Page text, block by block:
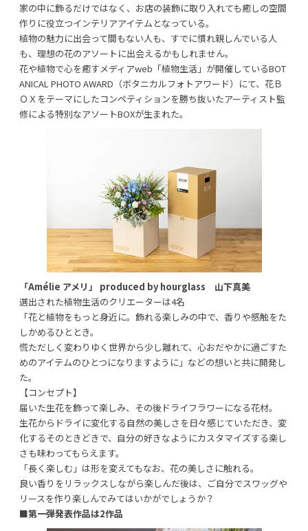
家の中に飾るだけではなく、お店の装飾に取り入れても癒しの空間
作りに役立つインテリアアイテムとなっている。
植物の魅力に出会って間もない人も、すでに慣れ親しんでいる人
も、理想の花のアソートに出会えるかもしれません。
花や植物で心を癒すメディアweb「植物生活」が開催しているBOT
ANICAL PHOTO AWARD（ボタニカルフォトアワード）にて、花Ｂ
ＯＸをテーマにしたコンペティションを勝ち抜いたアーティスト監
修による特別なアソートBOXが生まれた。
「Amélie アメリ」 produced by hourglass 山下真美
選出された植物生活のクリエーターは4名
「花と植物をもっと身近に。飾れる楽しみの中で、香りや感触をた
しかめるひととき。
慌ただしく変わりゆく世界から少し離れて、心おだやかに過ごすた
めのアイテムのひとつになりますように」などの想いと共に開発し
た。
【コンセプト】
届いた生花を飾って楽しみ、その後ドライフラワーになる花材。
生花からドライに変化する自然の美しさを日々感じていただき、変
化するそのときどきで、自分の好きなようにカスタマイズする楽し
さも味わってもらえます。
「長く楽しむ」は形を変えてもなお、花の美しさに触れる。
良い香りをリラックスしながら楽しんだ後は、ご自分でスワッグや
リースを作り楽しんでみてはいかがでしょうか？
■第一弾発表作品は2作品